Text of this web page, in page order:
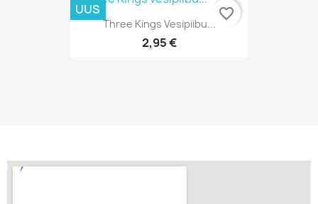
Kiirvaade
Three Kings Vesipiibu...
2,95 €
UUS favorite_border